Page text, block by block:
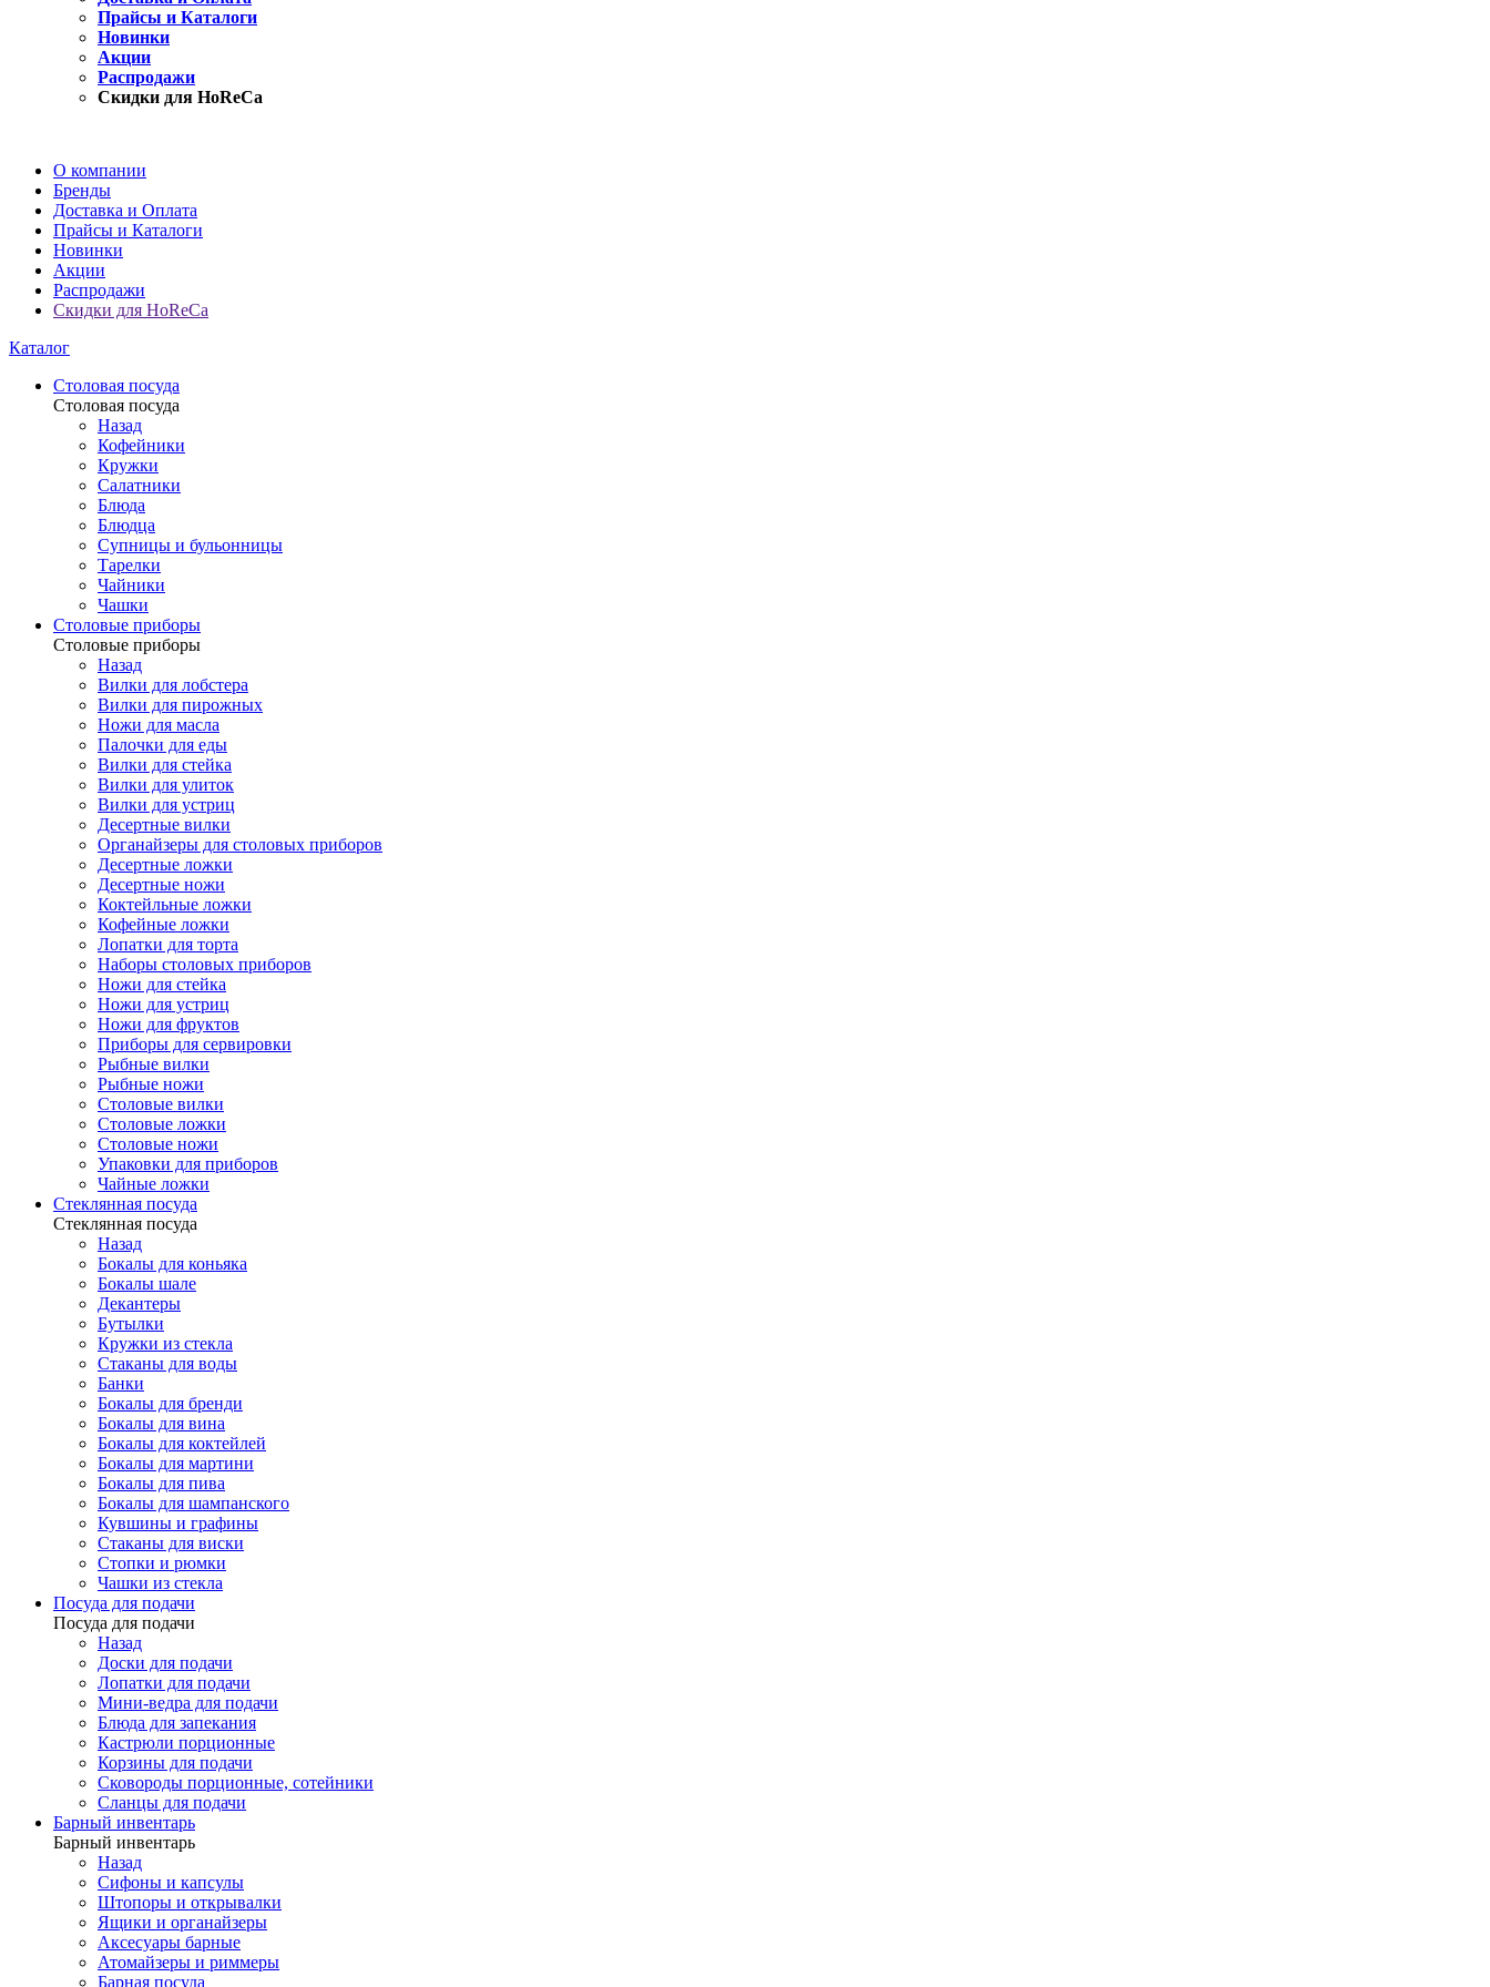
Прайсы и Каталоги
Новинки
Акции
Распродажи
Скидки для HoReCa
О компании
Бренды
Доставка и Оплата
Прайсы и Каталоги
Новинки
Акции
Распродажи
Скидки для HoReCa
Каталог
Столовая посуда
Столовая посуда
Назад
Кофейники
Кружки
Салатники
Блюда
Блюдца
Супницы и бульонницы
Тарелки
Чайники
Чашки
Cтоловые приборы
Cтоловые приборы
Назад
Вилки для лобстера
Вилки для пирожных
Ножи для масла
Палочки для еды
Вилки для стейка
Вилки для улиток
Вилки для устриц
Десертные вилки
Органайзеры для столовых приборов
Десертные ложки
Десертные ножи
Коктейльные ложки
Кофейные ложки
Лопатки для торта
Наборы столовых приборов
Ножи для стейка
Ножи для устриц
Ножи для фруктов
Приборы для сервировки
Рыбные вилки
Рыбные ножи
Столовые вилки
Столовые ложки
Столовые ножи
Упаковки для приборов
Чайные ложки
Стеклянная посуда
Стеклянная посуда
Назад
Бокалы для коньяка
Бокалы шале
Декантеры
Бутылки
Кружки из стекла
Стаканы для воды
Банки
Бокалы для бренди
Бокалы для вина
Бокалы для коктейлей
Бокалы для мартини
Бокалы для пива
Бокалы для шампанского
Кувшины и графины
Стаканы для виски
Стопки и рюмки
Чашки из стекла
Посуда для подачи
Посуда для подачи
Назад
Доски для подачи
Лопатки для подачи
Мини-ведра для подачи
Блюда для запекания
Кастрюли порционные
Корзины для подачи
Сковороды порционные, сотейники
Сланцы для подачи
Барный инвентарь
Барный инвентарь
Назад
Сифоны и капсулы
Штопоры и открывалки
Ящики и органайзеры
Аксесуары барные
Атомайзеры и риммеры
Барная посуда